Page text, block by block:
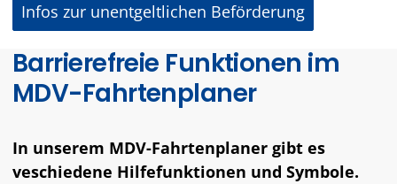
Infos zur unentgeltlichen Beförderung
Barrierefreie Funktionen im
MDV-Fahrtenplaner
In unserem MDV-Fahrtenplaner gibt es
veschiedene Hilfefunktionen und Symbole.